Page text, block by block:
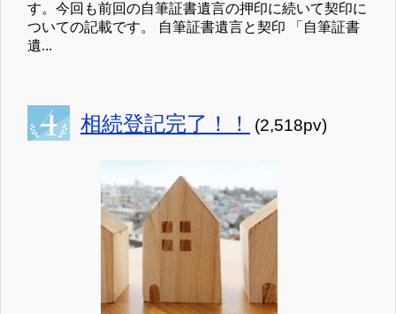
す。今回も前回の自筆証書遺言の押印に続いて契印に
ついての記載です。 自筆証書遺言と契印 「自筆証書
遺...
相続登記完了！！ (2,518pv)